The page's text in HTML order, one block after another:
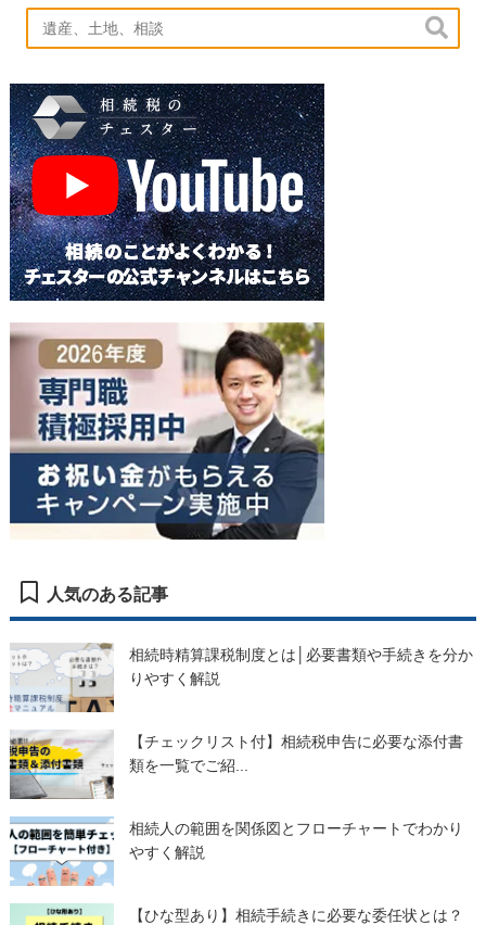

人気のある記事
相続時精算課税制度とは│必要書類や手続きを分か
りやすく解説
【チェックリスト付】相続税申告に必要な添付書
類を一覧でご紹...
相続人の範囲を関係図とフローチャートでわかり
やすく解説
【ひな型あり】相続手続きに必要な委任状とは？